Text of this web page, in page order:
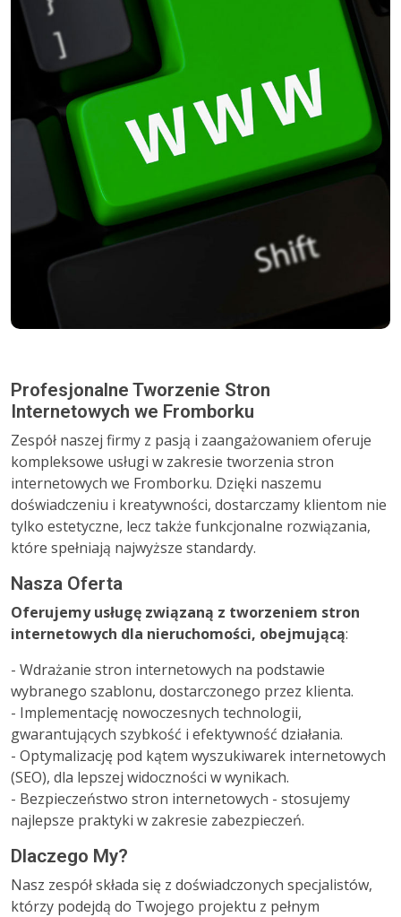
Profesjonalne Tworzenie Stron
Internetowych we Fromborku
Zespół naszej firmy z pasją i zaangażowaniem oferuje
kompleksowe usługi w zakresie tworzenia stron
internetowych we Fromborku. Dzięki naszemu
doświadczeniu i kreatywności, dostarczamy klientom nie
tylko estetyczne, lecz także funkcjonalne rozwiązania,
które spełniają najwyższe standardy.
Nasza Oferta
Oferujemy usługę związaną z tworzeniem stron
internetowych dla nieruchomości, obejmującą:
- Wdrażanie stron internetowych na podstawie
wybranego szablonu, dostarczonego przez klienta.
- Implementację nowoczesnych technologii,
gwarantujących szybkość i efektywność działania.
- Optymalizację pod kątem wyszukiwarek internetowych
(SEO), dla lepszej widoczności w wynikach.
- Bezpieczeństwo stron internetowych - stosujemy
najlepsze praktyki w zakresie zabezpieczeń.
Dlaczego My?
Nasz zespół składa się z doświadczonych specjalistów,
którzy podejdą do Twojego projektu z pełnym